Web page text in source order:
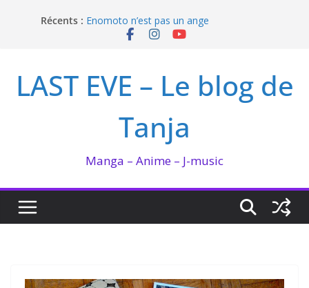
Récents : Enomoto n’est pas un ange
QUEEN BEE enflamme le Bataclan
I’m not in love de Zeniko Sumiya
LAST EVE – Le blog de
Tanja
Manga – Anime – J-music